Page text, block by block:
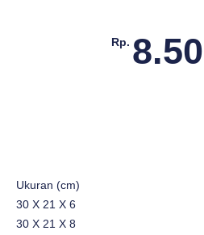
Rp.
Ukuran (cm)
30 X 21 X 6
30 X 21 X 8